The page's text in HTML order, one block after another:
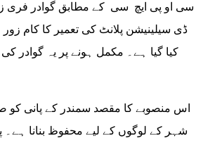
ڈی سیلینیشن پلانٹ کی تعمیر کا کام
کیا گیا ہے۔ مکمل ہونے پر یہ گوادر
اس منصوبے کا مقصد سمندر کے پانی کو
شہر کے لوگوں کے لیے محفوظ بنانا ہے۔